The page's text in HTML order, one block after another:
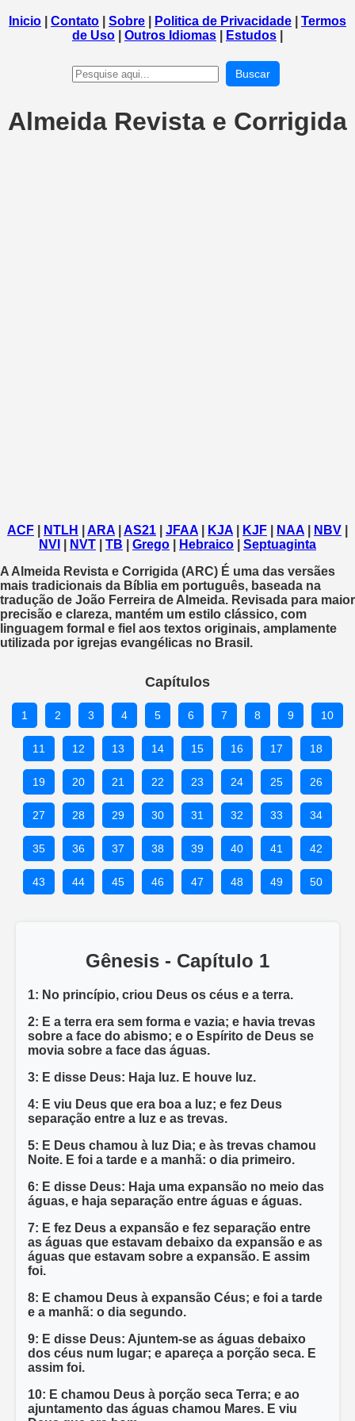
Inicio Contato Sobre Politica de Privacidade
Termos
de Uso
Outros Idiomas Estudos
Buscar
Almeida Revista e Corrigida
ACF NTLH ARA AS21 JFAA KJA KJF NAA NBV
NVI
NVT TB Grego Hebraico
Septuaginta
A Almeida Revista e Corrigida (ARC) É uma das versães
mais tradicionais da Bíblia em português, baseada na
tradução de João Ferreira de Almeida. Revisada para maior
precisão e clareza, mantém um estilo clássico, com
linguagem formal e fiel aos textos originais, amplamente
utilizada por igrejas evangélicas no Brasil.
Capítulos
1 2 3 4 5 6 7 8 9 10
11 12 13 14 15 16 17 18
19 20 21 22 23 24 25 26
27 28 29 30 31 32 33 34
35 36 37 38 39 40 41 42
43 44 45 46 47 48 49 50
Gênesis - Capítulo 1
1: No princípio, criou Deus os céus e a terra.
2: E a terra era sem forma e vazia; e havia trevas
sobre a face do abismo; e o Espírito de Deus se
movia sobre a face das águas.
3: E disse Deus: Haja luz. E houve luz.
4: E viu Deus que era boa a luz; e fez Deus
separação entre a luz e as trevas.
5: E Deus chamou à luz Dia; e às trevas chamou
Noite. E foi a tarde e a manhã: o dia primeiro.
6: E disse Deus: Haja uma expansão no meio das
águas, e haja separação entre águas e águas.
7: E fez Deus a expansão e fez separação entre
as águas que estavam debaixo da expansão e as
águas que estavam sobre a expansão. E assim
foi.
8: E chamou Deus à expansão Céus; e foi a tarde
e a manhã: o dia segundo.
9: E disse Deus: Ajuntem-se as águas debaixo
dos céus num lugar; e apareça a porção seca. E
assim foi.
10: E chamou Deus à porção seca Terra; e ao
ajuntamento das águas chamou Mares. E viu